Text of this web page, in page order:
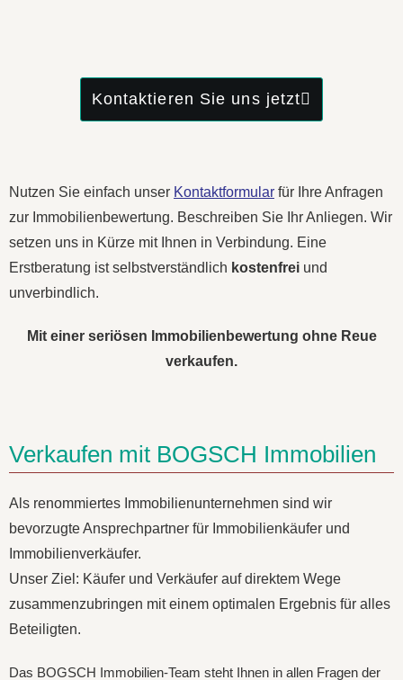
Kontaktieren Sie uns jetzt
Nutzen Sie einfach unser Kontaktformular für Ihre Anfragen
zur Immobilienbewertung. Beschreiben Sie Ihr Anliegen. Wir
setzen uns in Kürze mit Ihnen in Verbindung. Eine
Erstberatung ist selbstverständlich kostenfrei und
unverbindlich.
Mit einer seriösen Immobilienbewertung ohne Reue
verkaufen.
Verkaufen mit BOGSCH Immobilien
Als renommiertes Immobilienunternehmen sind wir
bevorzugte Ansprechpartner für Immobilienkäufer und
Immobilienverkäufer.
Unser Ziel: Käufer und Verkäufer auf direktem Wege
zusammenzubringen mit einem optimalen Ergebnis für alles
Beteiligten.
Das BOGSCH Immobilien-Team steht Ihnen in allen Fragen der